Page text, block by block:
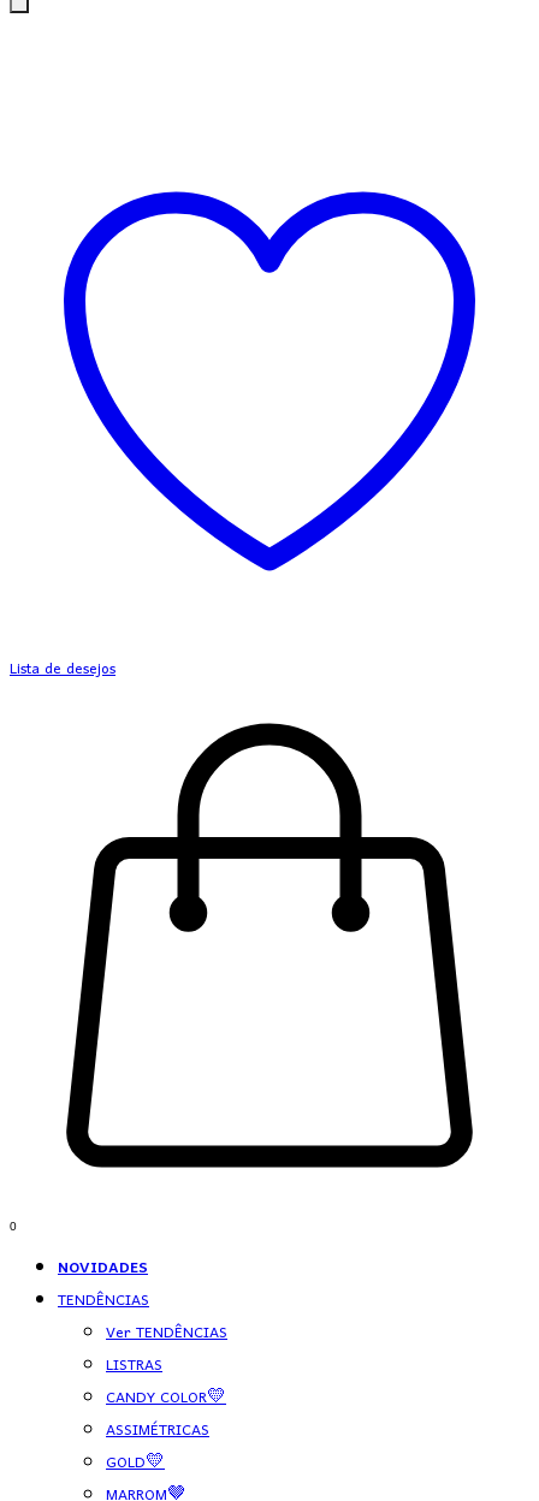
Lista de desejos
0
NOVIDADES
TENDÊNCIAS
Ver TENDÊNCIAS
LISTRAS
CANDY COLOR💛
ASSIMÉTRICAS
GOLD💛